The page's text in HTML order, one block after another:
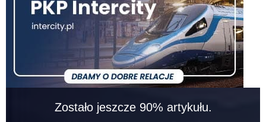
Zostało jeszcze 90% artykułu.